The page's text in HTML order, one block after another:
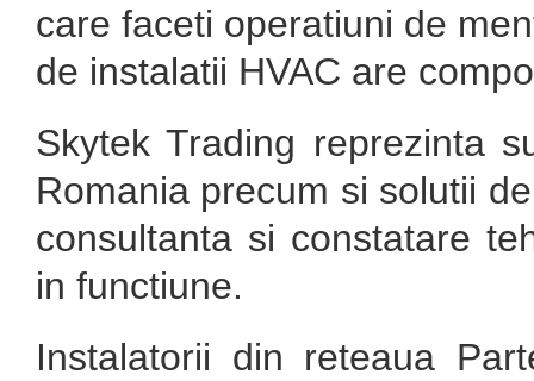
care faceti operatiuni de
de instalatii HVAC are
Skytek Trading reprezinta
Romania precum si solutii
consultanta si constatare
in functiune.
Instalatorii din reteaua